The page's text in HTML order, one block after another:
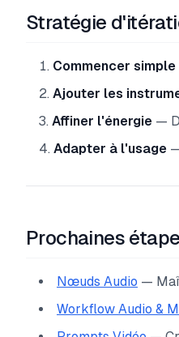
Stratégie
Commencer simple
Ajouter les
Affiner l'énergie —
Adapter à l'usage
Prochaines
Nœuds Audio —
Workflow Audio &